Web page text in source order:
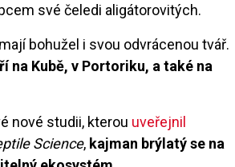
své čeledi aligátorovitých.
bohužel i svou odvrácenou tvář.
na Kubě, v Portoriku, a také na
nové studii, kterou uveřejnil
Science, kajman brýlatý se na